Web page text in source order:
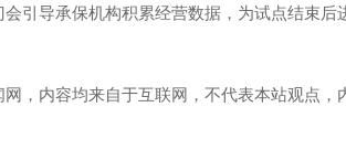
引导承保机构积累经营数据，为试点结束后
，内容均来自于互联网，不代表本站观点